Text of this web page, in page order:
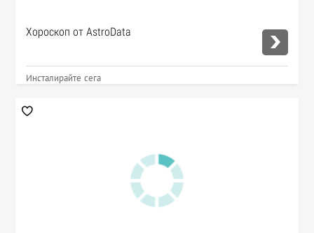
Хороскоп от AstroData
Инсталирайте сега